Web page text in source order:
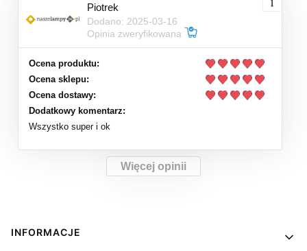
Piotrek
Dodano: 2025-03-16
Opinia zweryfikowana
Ocena produktu:
Ocena sklepu:
Ocena dostawy:
Dodatkowy komentarz:
Wszystko super i ok
Więcej opinii
Linki w stopce
INFORMACJE